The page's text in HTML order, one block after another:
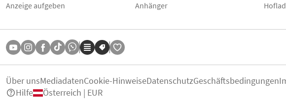
Anzeige aufgeben
Anhänger
Über unsMediadatenCookie-HinweiseDatenschutzGeschäftsbedingungen
Hilfe
Österreich | EUR